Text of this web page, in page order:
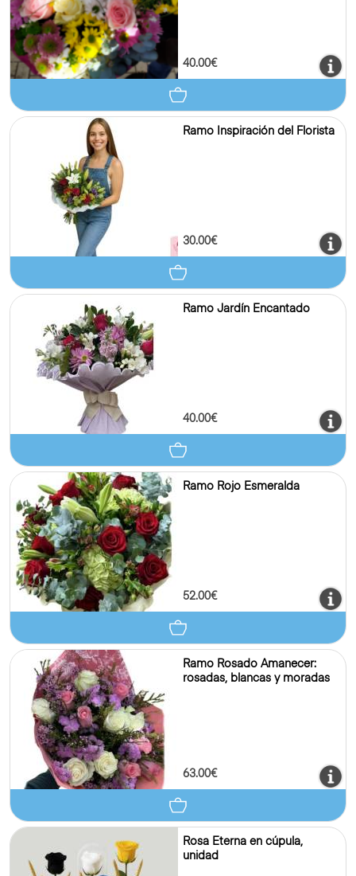
40.00€
Ramo Inspiración del Florista
30.00€
Ramo Jardín Encantado
40.00€
Ramo Rojo Esmeralda
52.00€
Ramo Rosado Amanecer:
rosadas, blancas y moradas
63.00€
Rosa Eterna en cúpula,
unidad